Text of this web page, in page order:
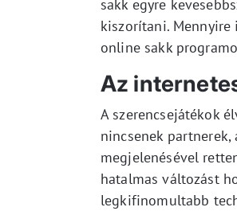
sakk egyre
kiszorítani.
online sakk
Az
A szerencsejátékok
nincsenek
megjelenésével
hatalmas változást
legkifinomultabb